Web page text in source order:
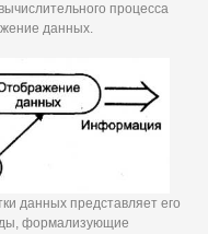
процесса
данных.
данных представляет его
формализующие